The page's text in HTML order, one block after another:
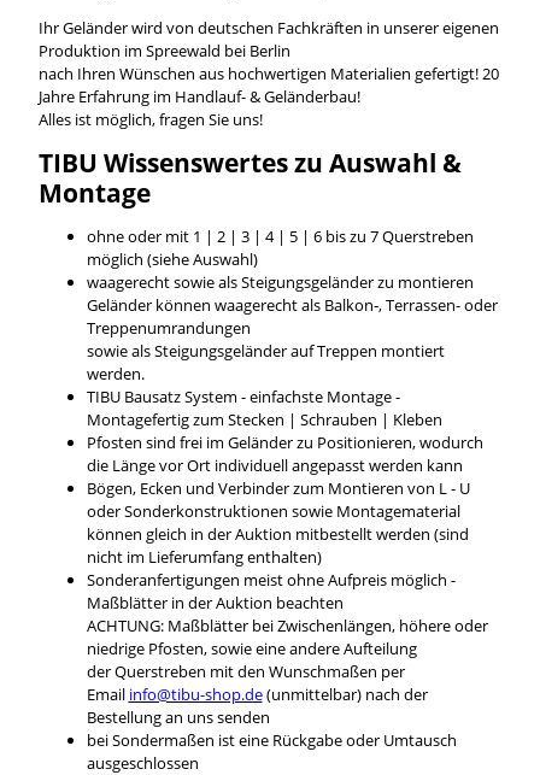
Ihr Geländer wird von deutschen Fachkräften in unserer eigenen
Produktion im Spreewald bei Berlin
nach Ihren Wünschen aus hochwertigen Materialien gefertigt! 20
Jahre Erfahrung im Handlauf- & Geländerbau!
Alles ist möglich, fragen Sie uns!
TIBU Wissenswerteszu Auswahl &
Montage
ohne oder mit 1 | 2 | 3 | 4 | 5 | 6 bis zu 7 Querstreben
möglich (siehe Auswahl)
waagerecht sowie als Steigungsgeländer zu montieren
Geländer können waagerecht als Balkon-, Terrassen- oder
Treppenumrandungen
sowie als Steigungsgeländer auf Treppen montiert
werden.
TIBU Bausatz System - einfachste Montage -
Montagefertig zum Stecken | Schrauben | Kleben
Pfosten sind frei im Geländer zu Positionieren, wodurch
die Länge vor Ort individuell angepasst werden kann
Bögen, Ecken und Verbinder zum Montieren von L - U
oder Sonderkonstruktionen sowie Montagematerial
können gleich in der Auktion mitbestellt werden (sind
nicht im Lieferumfang enthalten)
Sonderanfertigungen meist ohne Aufpreis möglich -
Maßblätter in der Auktion beachten
ACHTUNG: Maßblätter bei Zwischenlängen, höhere oder
niedrige Pfosten, sowie eine andere Aufteilung
der Querstreben mit den Wunschmaßen per
Email info@tibu-shop.de(unmittelbar) nach der
Bestellung an uns senden
bei Sondermaßen ist eine Rückgabe oder Umtausch
ausgeschlossen